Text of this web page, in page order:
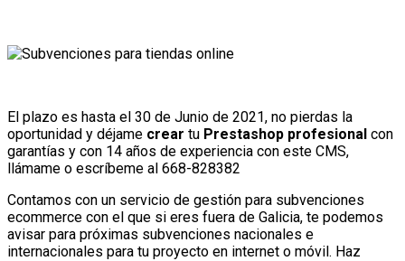
El plazo es hasta el 30 de Junio de 2021, no pierdas la
oportunidad y déjame crear tu Prestashop profesional con
garantías y con 14 años de experiencia con este CMS,
llámame o escríbeme al 668-828382
Contamos con un servicio de gestión para subvenciones
ecommerce con el que si eres fuera de Galicia, te podemos
avisar para próximas subvenciones nacionales e
internacionales para tu proyecto en internet o móvil. Haz